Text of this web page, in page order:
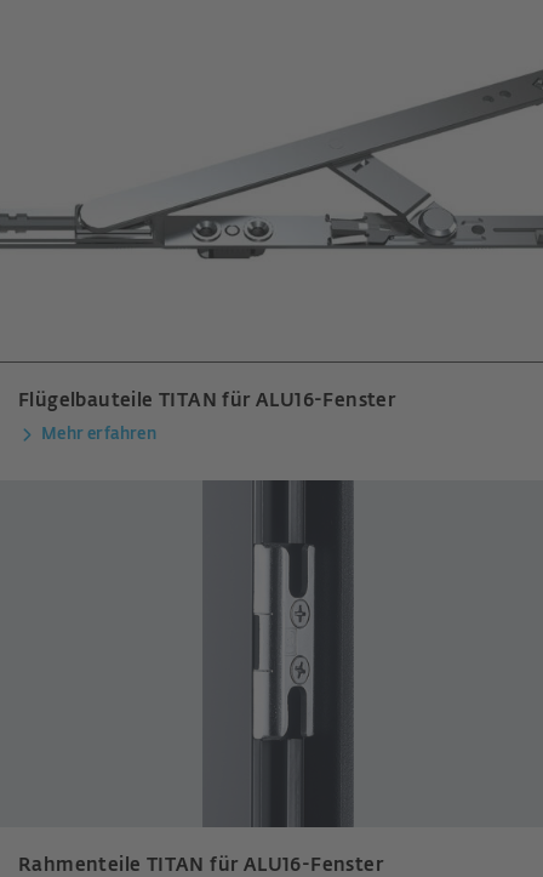
Flügelbauteile TITAN für ALU16-Fenster
Mehr erfahren
Rahmenteile TITAN für ALU16-Fenster